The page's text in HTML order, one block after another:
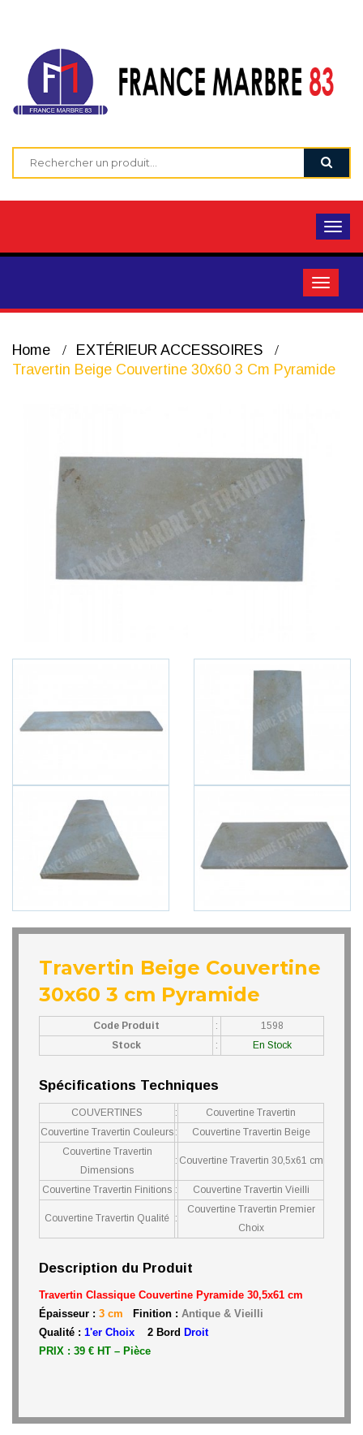
Home
EXTÉRIEUR ACCESSOIRES
Travertin Beige Couvertine 30x60 3 Cm Pyramide
Travertin Beige Couvertine
30x60 3 cm Pyramide
Code Produit :
1598
Stock
: En Stock
Spécifications Techniques
COUVERTINES :
Couvertine Travertin
Couvertine Travertin Couleurs :
Couvertine Travertin Beige
Couvertine Travertin
Dimensions
: Couvertine Travertin 30,5x61 cm
Couvertine Travertin Finitions : Couvertine Travertin Vieilli
Couvertine Travertin Qualité :
Couvertine Travertin Premier
Choix
Description du Produit
Travertin Classique Couvertine Pyramide 30,5x61 cm
Épaisseur : 3 cm Finition : Antique & Vieilli
Qualité : 1'er Choix 2 Bord Droit
PRIX : 39 € HT – Pièce